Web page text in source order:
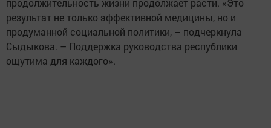
продолжительность жизни продолжает расти. «Это
результат не только эффективной медицины, но и
продуманной социальной политики, – подчеркнула
Сыдыкова. – Поддержка руководства республики
ощутима для каждого».